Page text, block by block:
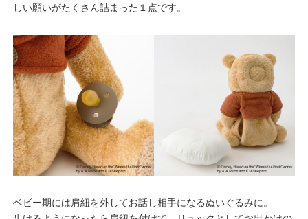
しい願いがたくさん詰まった１点です。
ベビー期には肩紐を外してお話し相手になるぬいぐるみに。